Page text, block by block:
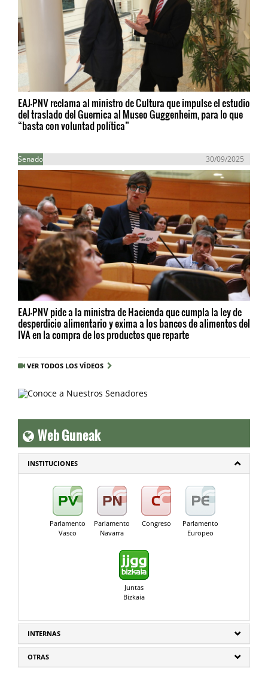
EAJ-PNV reclama al ministro de Cultura que impulse el estudio
del traslado del Guernica al Museo Guggenheim, para lo que
“basta con voluntad política”
Senado 30/09/2025
EAJ-PNV pide a la ministra de Hacienda que cumpla la ley de
desperdicio alimentario y exima a los bancos de alimentos del
IVA en la compra de los productos que reparte
VER TODOS LOS VÍDEOS
Web Guneak
INSTITUCIONES
Parlamento
Vasco
Parlamento
Navarra
Congreso
Parlamento
Europeo
Juntas
Bizkaia
INTERNAS
OTRAS